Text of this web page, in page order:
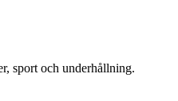
sport och underhållning.